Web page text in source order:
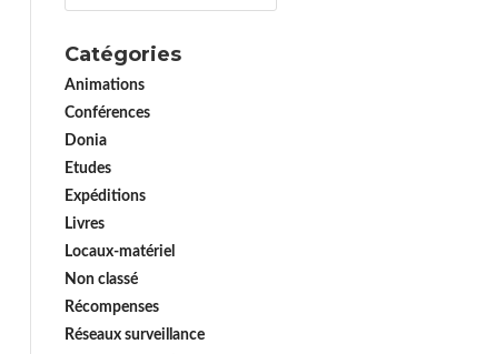
Catégories
Animations
Conférences
Donia
Etudes
Expéditions
Livres
Locaux-matériel
Non classé
Récompenses
Réseaux surveillance